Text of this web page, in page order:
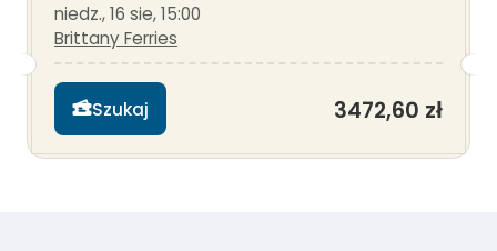
niedz., 16 sie, 15:00
Brittany Ferries
Szukaj 3472,60 zł